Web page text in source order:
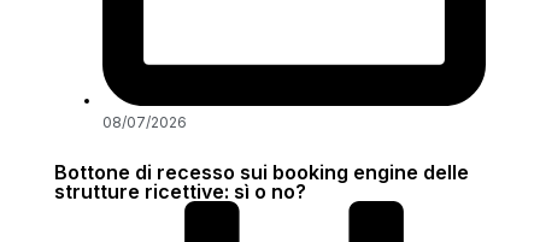
08/07/2026
Bottone di recesso sui booking engine delle
strutture ricettive: sì o no?